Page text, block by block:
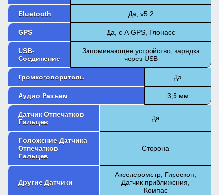
Bluetooth Да, v5.2
GPS Да, с A-GPS, Глонасс
USB-
Соединение
Запоминающее устройство, зарядка
через USB
Громкоговоритель Да
Аудио Разъем 3,5 мм
Датчик Отпечатков
Пальцев
Да
Положение Датчика
Отпечатков
Пальцев
Сторона
Другие Датчики
Акселерометр, Гироскоп,
Датчик приближения,
Компас